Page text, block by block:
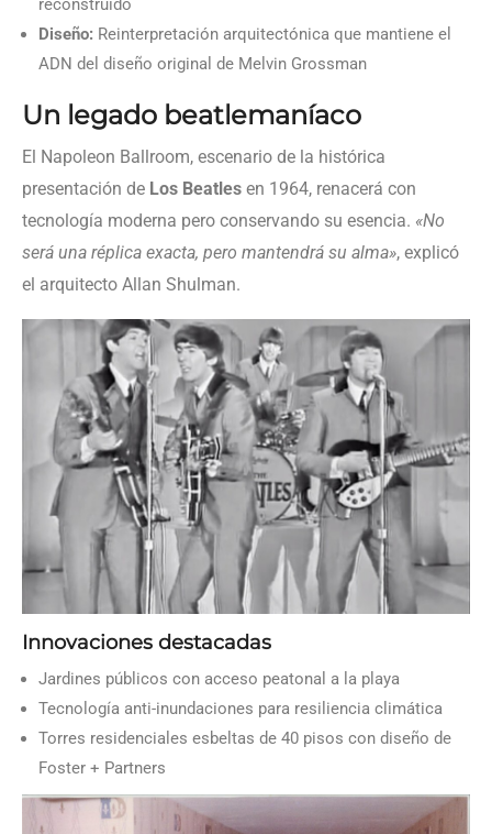
reconstruido
Diseño: Reinterpretación arquitectónica que mantiene el
ADN del diseño original de Melvin Grossman
Un legado beatlemaníaco
El Napoleon Ballroom, escenario de la histórica
presentación de Los Beatles en 1964, renacerá con
tecnología moderna pero conservando su esencia. «No
será una réplica exacta, pero mantendrá su alma», explicó
el arquitecto Allan Shulman.
Innovaciones destacadas
Jardines públicos con acceso peatonal a la playa
Tecnología anti-inundaciones para resiliencia climática
Torres residenciales esbeltas de 40 pisos con diseño de
Foster + Partners